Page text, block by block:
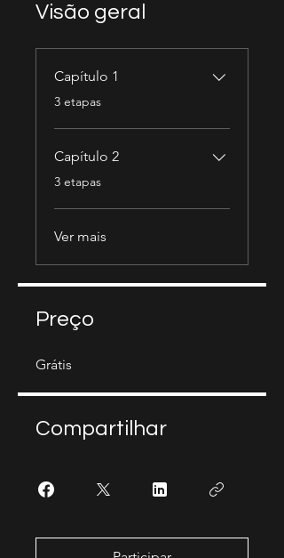
Visão geral
Capítulo 1
.
3 etapas
Capítulo 2
.
3 etapas
Ver mais
Preço
Grátis
Compartilhar